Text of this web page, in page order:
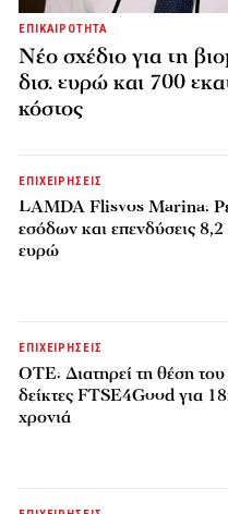
ΕΠΙΚΑΙΡΟΤΗΤΑ
Νέο σχέδιο για τη
δισ. ευρώ και 700
κόστος
ΕΠΙΧΕΙΡΗΣΕΙΣ
LAMDA Flisvos Marina:
εσόδων και επενδύσεις 8,2
ευρώ
ΕΠΙΧΕΙΡΗΣΕΙΣ
ΟΤΕ: Διατηρεί τη θέση του
δείκτες FTSE4Good για
χρονιά